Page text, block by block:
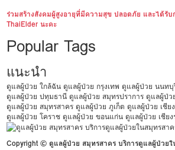
ร่วมสร้างสังคมผู้สูงอายุที่มีความสุข ปลอดภัย และได้รั
ThaiElder นะคะ
Popular Tags
แนะนำ
ดูแลผู้ป่วย ใกล้ฉัน ดูแลผู้ป่วย กรุงเทพ ดูแลผู้ป่วย นนทบุ
ดูแลผู้ป่วย ปทุมธานี ดูแลผู้ป่วย สมุทรปราการ ดูแลผู้ป่ว
ดูแลผู้ป่วย สมุทรสาคร ดูแลผู้ป่วย ภูเก็ต ดูแลผู้ป่วย เชีย
ดูแลผู้ป่วย โคราช ดูแลผู้ป่วย ขอนแก่น ดูแลผู้ป่วย เชียง
Copyright © ดูแลผู้ป่วย สมุทรสาคร บริการดูแลผู้ป่วย